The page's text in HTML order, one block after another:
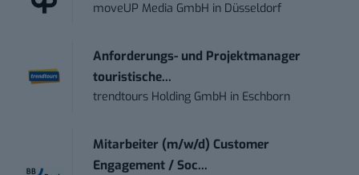
moveUP Media GmbH in Düsseldorf
Anforderungs- und Projektmanager
touristische...
trendtours Holding GmbH in Eschborn
Mitarbeiter (m/w/d) Customer
Engagement / Soc...